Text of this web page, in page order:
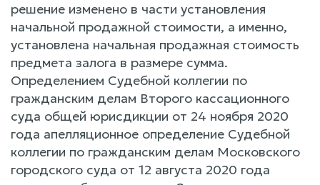
решение изменено в части установления
начальной продажной стоимости, а именно,
установлена начальная продажная стоимость
предмета залога в размере сумма.
Определением Судебной коллегии по
гражданским делам Второго кассационного
суда общей юрисдикции от 24 ноября 2020
года апелляционное определение Судебной
коллегии по гражданским делам Московского
городского суда от 12 августа 2020 года